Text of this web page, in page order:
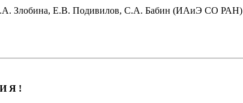
Злобина, Е.В. Подивилов, С.А. Бабин (ИАиЭ СО РАН)
Я !